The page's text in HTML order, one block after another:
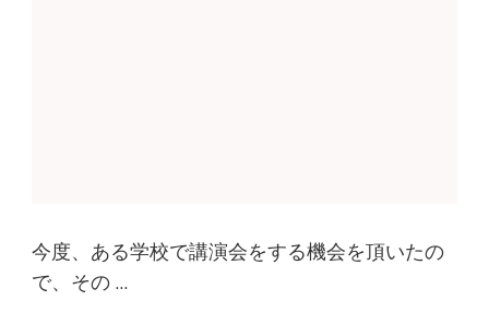
今度、ある学校で講演会をする機会を頂いたの
で、その …